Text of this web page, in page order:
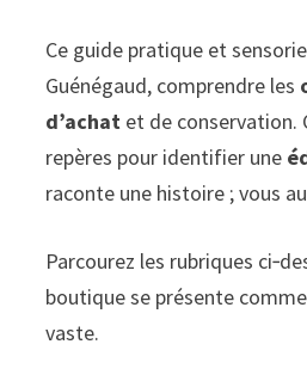
Ce guide pratique et
Guénégaud, comprendre les
d’achat et de conservation.
repères pour identifier une
raconte une histoire ; vous
Parcourez les rubriques
boutique se présente
vaste.